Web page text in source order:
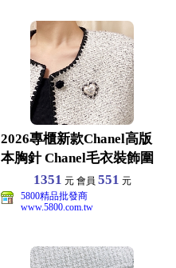
2026專櫃新款Chanel高版
本胸針 Chanel毛衣裝飾圍
巾配飾1351 元 會員 551 元
5800精品批發商
www.5800.com.tw